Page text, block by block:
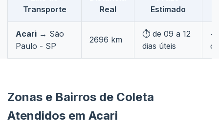
Transporte
Real
Estimado
Acari → São
Paulo - SP
2696 km
⏱️ de 09 a 12
dias úteis
Zonas e Bairros de Coleta
Atendidos em Acari